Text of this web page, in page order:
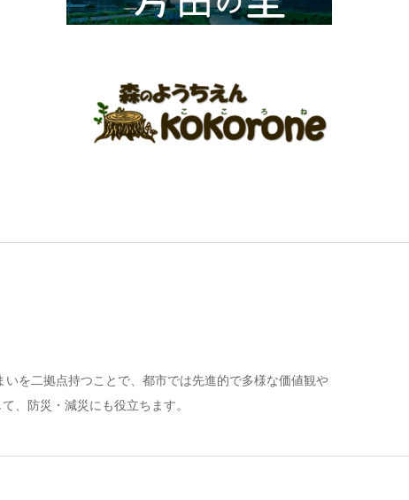
を二拠点持つことで、都市では先進的で多様な価値観や
、防災・減災にも役立ちます。